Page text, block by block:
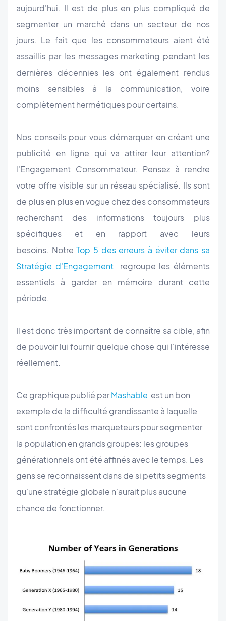
aujourd'hui. Il est de plus en plus compliqué de
segmenter un marché dans un secteur de nos
jours. Le fait que les consommateurs aient été
assaillis par les messages marketing pendant les
dernières décennies les ont également rendus
moins sensibles à la communication, voire
complètement hermétiques pour certains.
Nos conseils pour vous démarquer en créant une
publicité en ligne qui va attirer leur attention?
l'Engagement Consommateur. Pensez à rendre
votre offre visible sur un réseau spécialisé. Ils sont
de plus en plus en vogue chez des consommateurs
recherchant des informations toujours plus
spécifiques et en rapport avec leurs
besoins. NotreTop 5 des erreurs à éviter dans sa
Stratégie d'Engagementregroupe les éléments
essentiels à garder en mémoire durant cette
période.
Il est donc très important de connaître sa cible, afin
de pouvoir lui fournir quelque chose qui l'intéresse
réellement.
Ce graphique publié parMashable est un bon
exemple de la difficulté grandissante à laquelle
sont confrontés les marqueteurs pour segmenter
la population en grands groupes: les groupes
générationnels ont été affinés avec le temps. Les
gens se reconnaissent dans de si petits segments
qu'une stratégie globale n'aurait plus aucune
chance de fonctionner.